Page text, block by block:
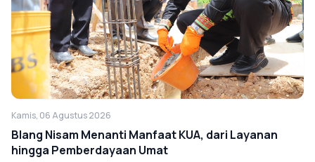
Kamis, 06 Agustus 2026
Blang Nisam Menanti Manfaat KUA, dari Layanan
hingga Pemberdayaan Umat